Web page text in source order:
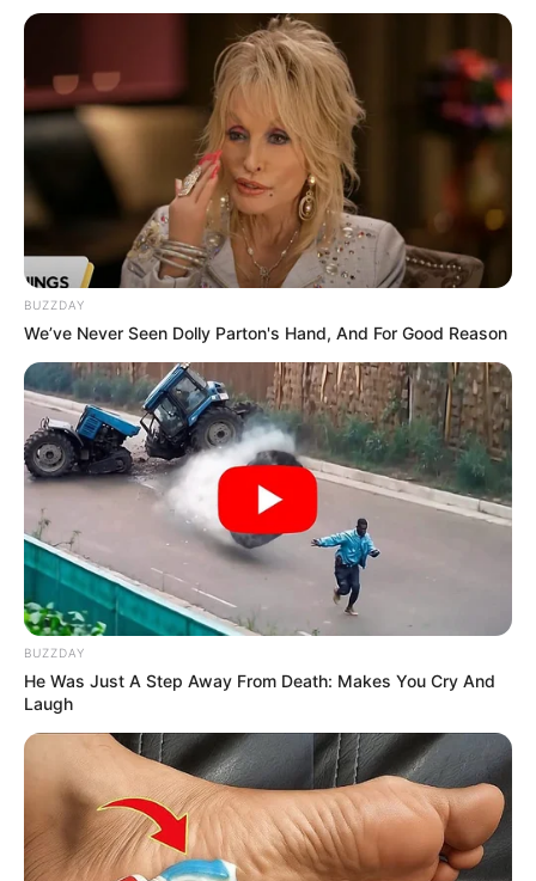
ALERTA BOGOTÁ EN GOOGLE NEWS
TEMAS RELACIONADOS
NOTICIAS MEDELLÍN DISTURBIOS
ALERTA PAISA
ATLÉTICO NACIONAL
SAO PAULO
MANTÉNGASE EN ALERTA
Tenemos todas las noticias que le
interesan. Para estar bien informado, por
favor, active las notificaciones de Alerta.
ACTIVAR AHORA
TEMAS DESTACADOS
EMERGENCIAS POR LLUVIAS
METRO DE MEDELLÍN
MARINILLA - ANTIOQUIA
EPM
YONDÓ - ANTIOQUIA
RIONEGRO
BUZZDAY
We’ve Never Seen Dolly Parton's Hand, And For Good Reason
BUZZDAY
He Was Just A Step Away From Death: Makes You Cry And
Laugh